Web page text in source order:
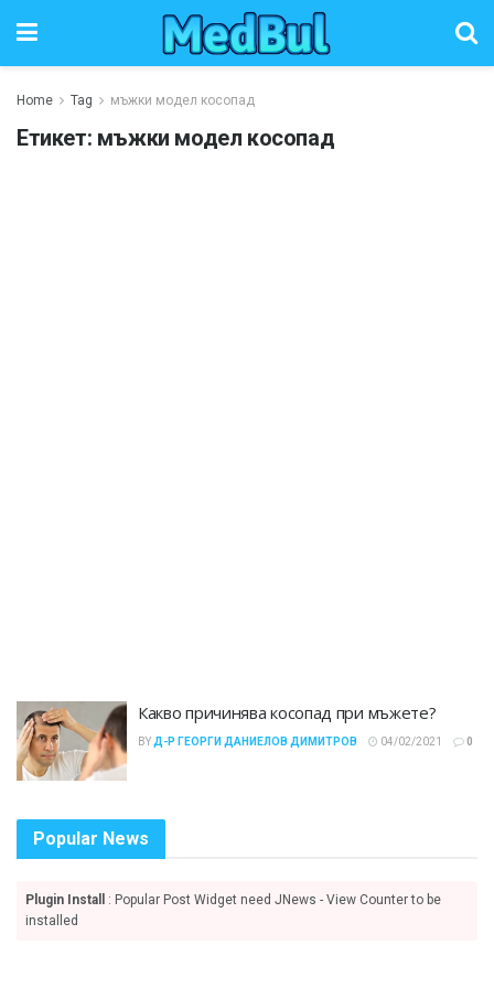
Home Tag мъжки модел косопад
Етикет: мъжки модел косопад
Какво причинява косопад при мъжете?
BY Д-Р ГЕОРГИ ДАНИЕЛОВ ДИМИТРОВ 04/02/2021 0
Popular News
Plugin Install
: Popular Post Widget need JNews - View Counter to be
installed